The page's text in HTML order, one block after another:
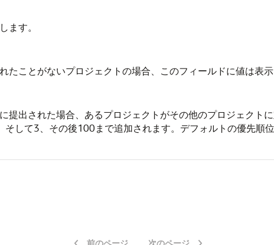
ます。
ことがないプロジェクトの場合、このフィールドに値は表示
提出された場合、あるプロジェクトがその他のプロジェクト
して3、その後100まで追加されます。デフォルトの優先順位
前のページ 次のページ